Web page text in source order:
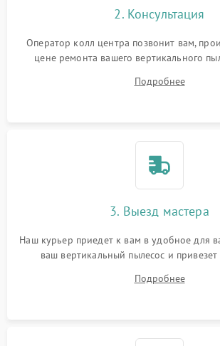
2. Консультация
Оператор колл центра позвонит вам,
цене ремонта вашего вертикального
Подробнее
3. Выезд мастера
Наш курьер приедет к вам в удобное для
ваш вертикальный пылесос и привезет
Подробнее